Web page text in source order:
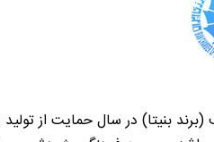
بنیتا) در سال حمایت از